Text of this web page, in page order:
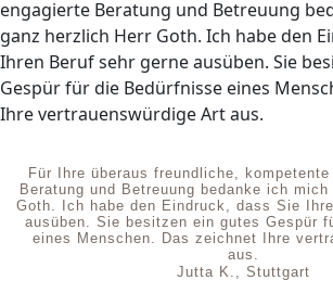
Für Ihre überaus freundliche,
Beratung und Betreuung bedanke ich
Goth. Ich habe den Eindruck, dass Sie
ausüben. Sie besitzen ein gutes Gespür
eines Menschen. Das zeichnet Ihre
aus.
Jutta K., Stuttgart